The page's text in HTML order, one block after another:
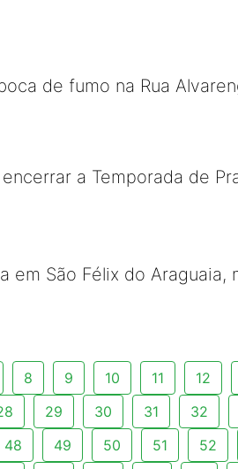
de fumo na Rua
a Temporada de
em São Félix do
8 9 10 11 12
29 30 31 32
48 49 50 51 52